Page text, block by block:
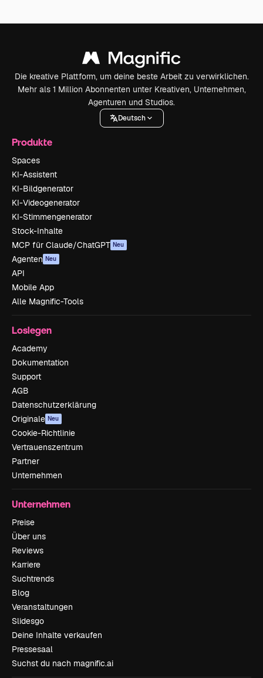
Die kreative Plattform, um deine beste Arbeit zu verwirklichen.
Mehr als 1 Million Abonnenten unter Kreativen, Unternehmen,
Agenturen und Studios.
Deutsch
Produkte
Spaces
KI-Assistent
KI-Bildgenerator
KI-Videogenerator
KI-Stimmengenerator
Stock-Inhalte
MCP für Claude/ChatGPT Neu
Agenten Neu
API
Mobile App
Alle Magnific-Tools
Loslegen
Academy
Dokumentation
Support
AGB
Datenschutzerklärung
Originale Neu
Cookie-Richtlinie
Vertrauenszentrum
Partner
Unternehmen
Unternehmen
Preise
Über uns
Reviews
Karriere
Suchtrends
Blog
Veranstaltungen
Slidesgo
Deine Inhalte verkaufen
Pressesaal
Suchst du nach magnific.ai